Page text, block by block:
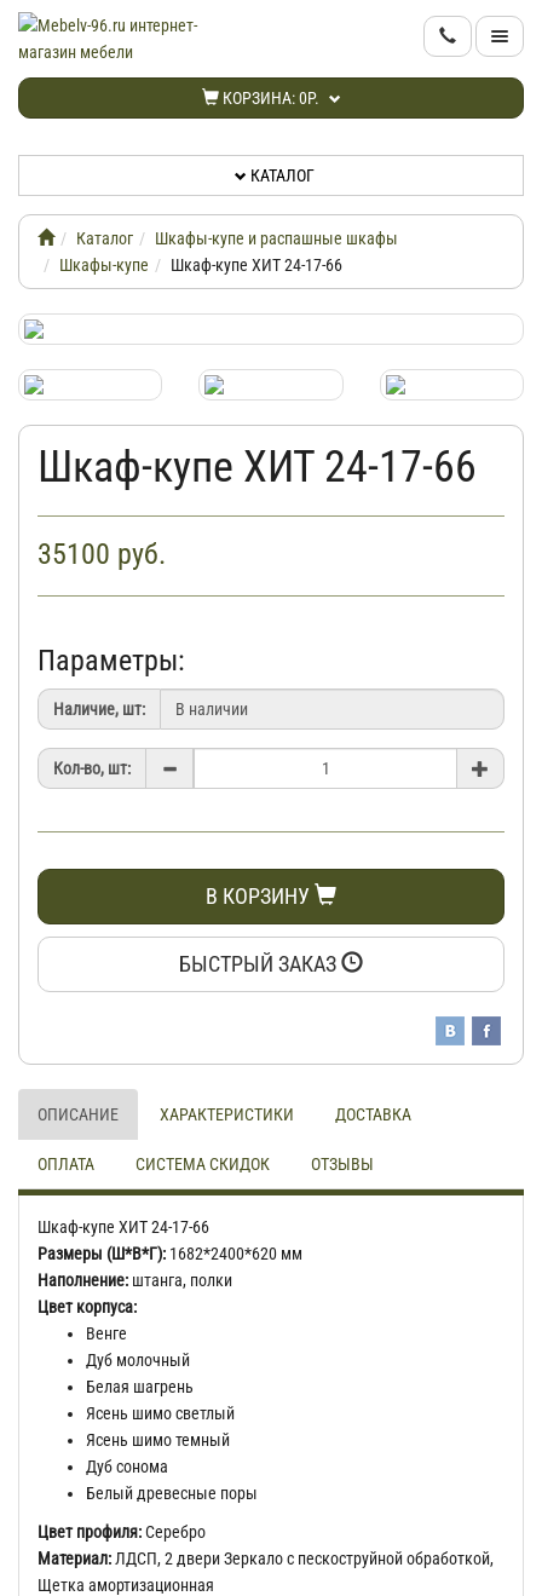
КОРЗИНА:0Р.
КАТАЛОГ
НОВИНКИ
ИНФОРМАЦИЯ
ДОСТАВКА
КАБИНЕТ
КОНТАКТЫ
КАТАЛОГ
Каталог
Шкафы-купе и распашные шкафы
Шкафы-купе
Шкаф-купе ХИТ 24-17-66
Шкаф-купе ХИТ 24-17-66
35100 руб.
Параметры:
Наличие, шт:
Кол-во, шт:
В КОРЗИНУ
БЫСТРЫЙ ЗАКАЗ
ОПИСАНИЕ ХАРАКТЕРИСТИКИ ДОСТАВКА
ОПЛАТА СИСТЕМА СКИДОК ОТЗЫВЫ
Шкаф-купе ХИТ 24-17-66
Размеры (Ш*В*Г): 1682*2400*620 мм
Наполнение: штанга, полки
Цвет корпуса:
Венге
Дуб молочный
Белая шагрень
Ясень шимо светлый
Ясень шимо темный
Дуб сонома
Белый древесные поры
Цвет профиля:Серебро
Материал: ЛДСП, 2 двери Зеркало с пескоструйной обработкой,
Щетка амортизационная